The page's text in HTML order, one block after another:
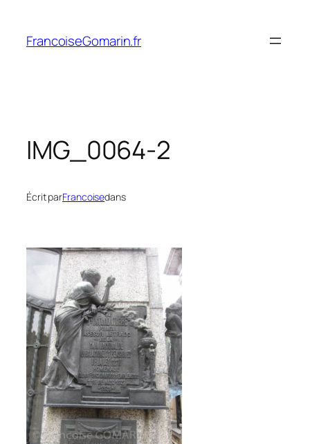
contenu
FrancoiseGomarin.fr
IMG_0064-2
Écrit parFrancoisedans